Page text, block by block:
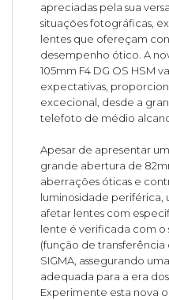
apreciadas pela sua
situações fotográficas,
lentes que ofereçam
desempenho ótico. A
105mm F4 DG OS HSM
expectativas,
excecional, desde a
telefoto de médio
Apesar de apresentar
grande abertura de
aberrações óticas e
luminosidade periférica,
afetar lentes com
lente é verificada com o
(função de
SIGMA, assegurando
adequada para a era
Experimente esta nova